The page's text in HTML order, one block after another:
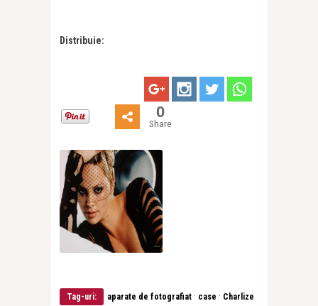
Distribuie:
0
Share
Tag-uri: aparate de fotografiat · case · Charlize